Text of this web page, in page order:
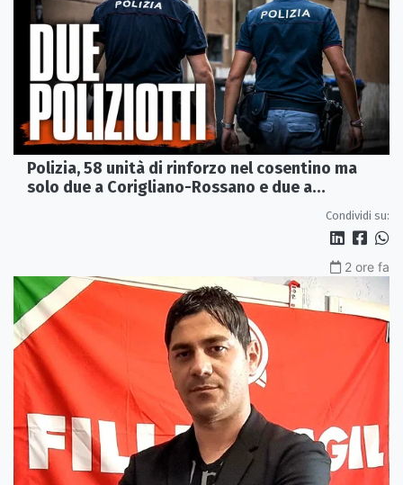
Polizia, 58 unità di rinforzo nel cosentino ma
solo due a Corigliano-Rossano e due a
Condividi su:
2 ore fa